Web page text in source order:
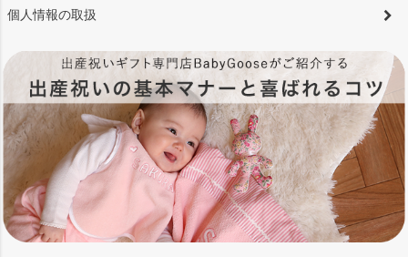
個人情報の取扱